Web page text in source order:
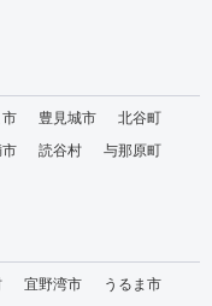
市 豊見城市
北谷町
市 読谷村
与那原町
宜野湾市
うるま市